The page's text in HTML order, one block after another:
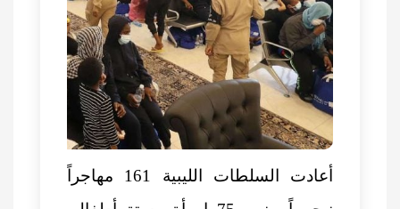
أعادت السلطات الليبية 161 مهاجراً